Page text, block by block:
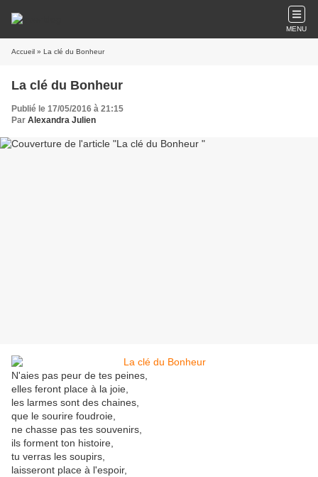
MENU
Accueil » La clé du Bonheur
La clé du Bonheur
Publié le 17/05/2016 à 21:15
Par Alexandra Julien
N'aies pas peur de tes peines,
elles feront place à la joie,
les larmes sont des chaines,
que le sourire foudroie,
ne chasse pas tes souvenirs,
ils forment ton histoire,
tu verras les soupirs,
laisseront place à l'espoir,